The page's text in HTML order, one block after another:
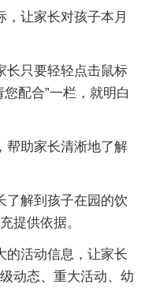
，让家长对孩子本月
长只要轻轻点击鼠标
配合”一栏，就明白
帮助家长清淅地了解
了解到孩子在园的饮
提供依据。
的活动信息，让家长
动态、重大活动、幼